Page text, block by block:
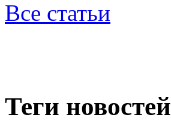
Все статьи
Теги новостей